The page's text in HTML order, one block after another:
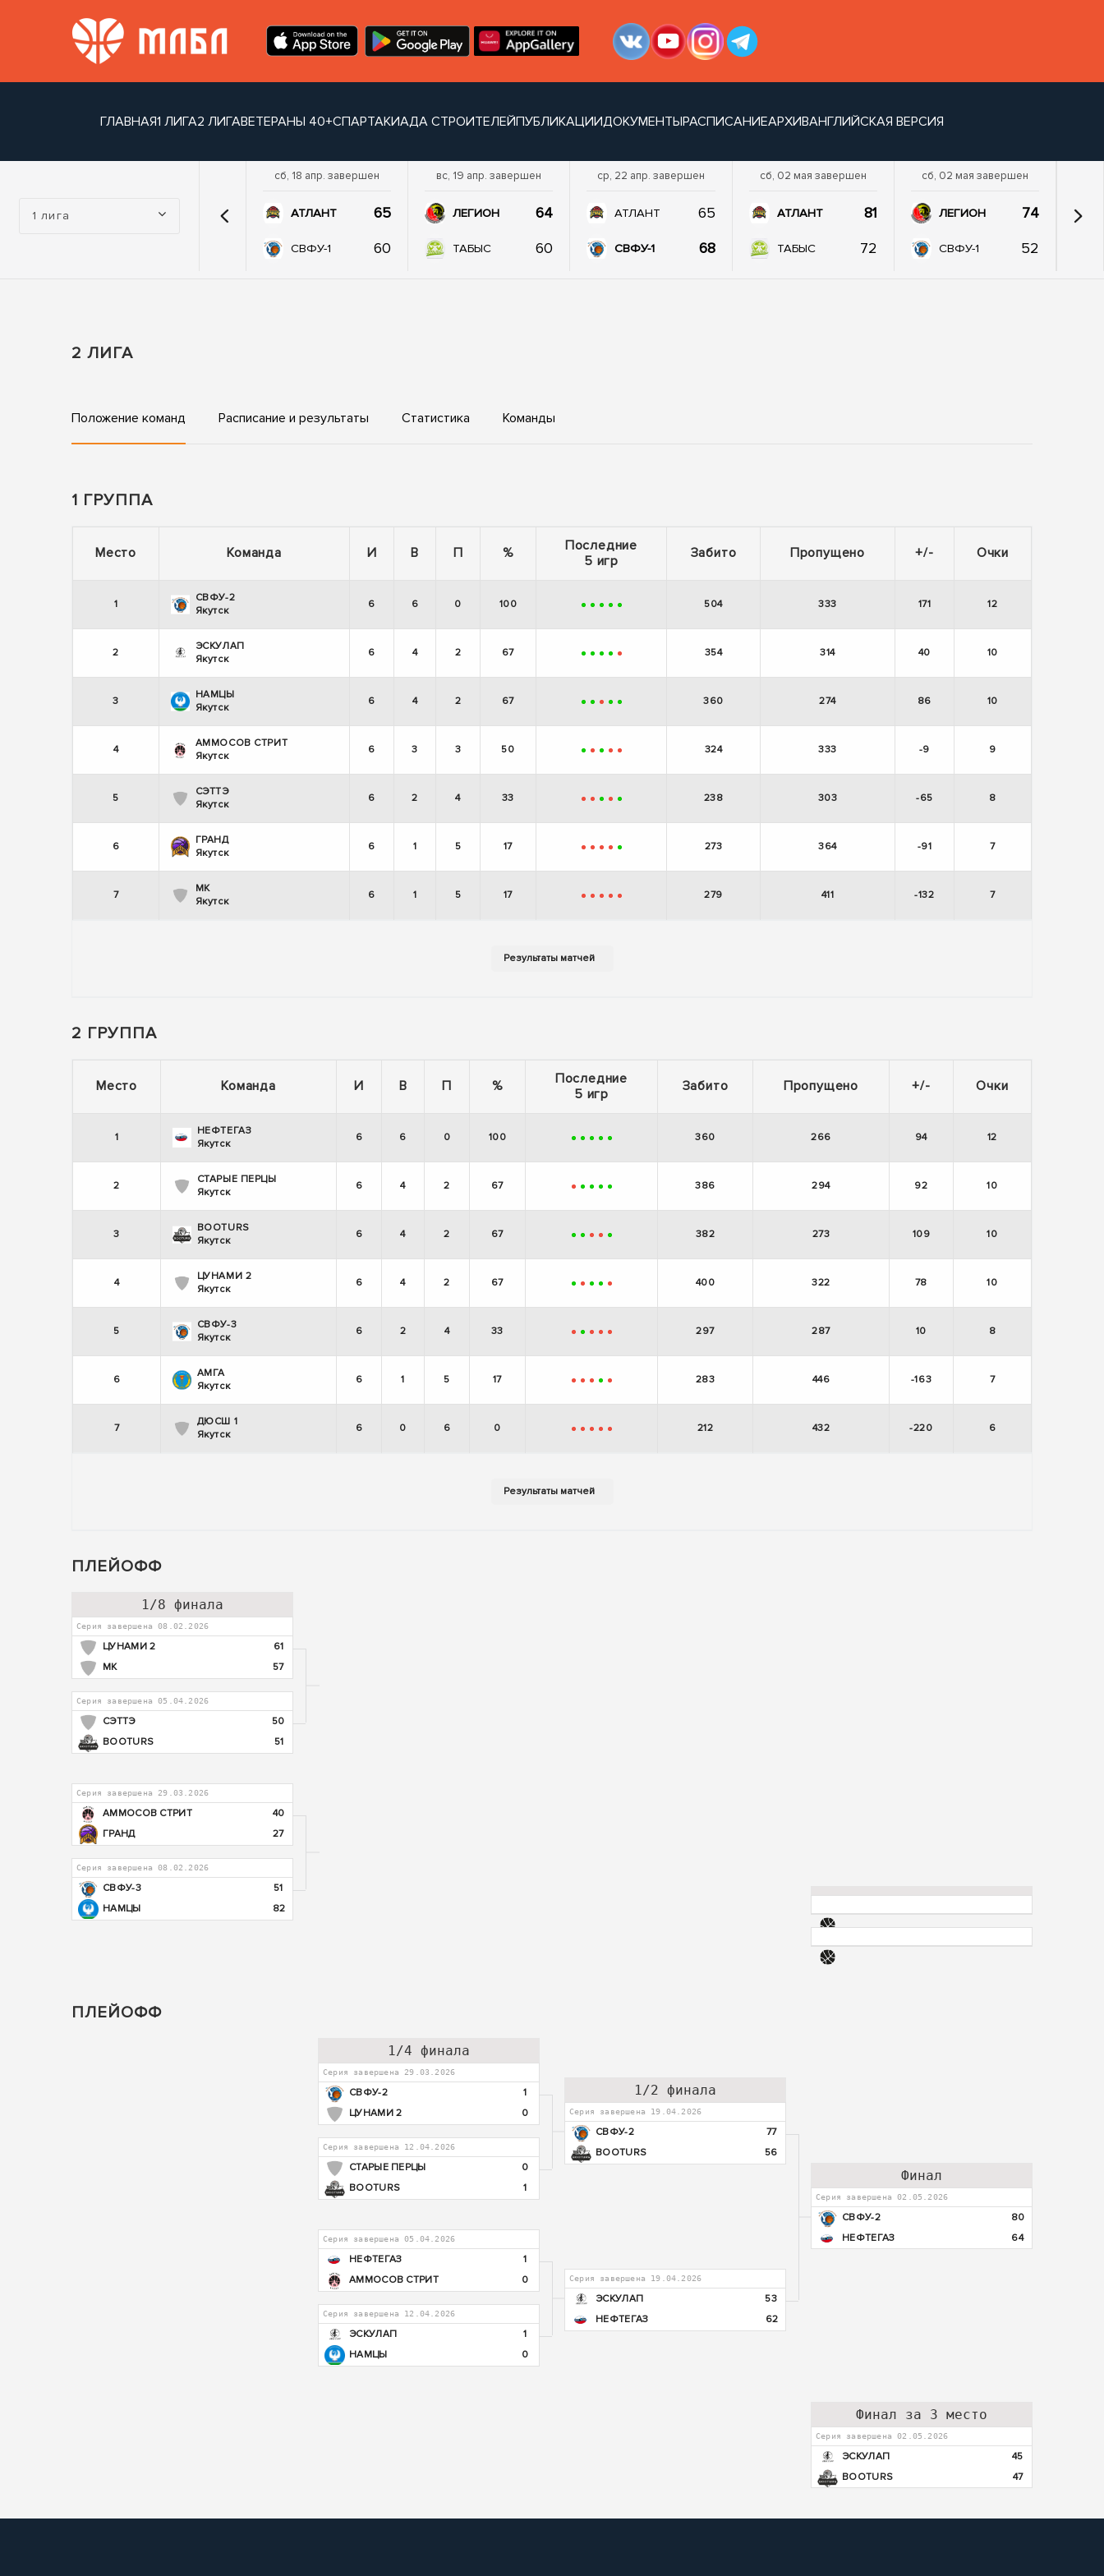
ГЛАВНАЯ1 ЛИГА2 ЛИГАВЕТЕРАНЫ 40+СПАРТАКИАДА СТРОИТЕЛЕЙПУБЛИКАЦИИДОКУМЕНТЫРАСПИСАНИЕАРХИВАНГЛИЙСКАЯ ВЕРСИЯ
Турнир:
1 лига
74 ЛЕГИОН 70
сб, 18 апр. завершен
АТЛАНТ 65
СВФУ-1 60
вс, 19 апр. завершен
ЛЕГИОН 64
ТАБЫС 60
ср, 22 апр. завершен
АТЛАНТ 65
СВФУ-1 68
сб, 02 мая завершен
АТЛАНТ 81
ТАБЫС 72
сб, 02 мая завершен
ЛЕГИОН 74
СВФУ-1 52
2 ЛИГА
Положение команд Расписание и результаты Статистика Команды
1 ГРУППА
Место Команда И В П %
Последние
5 игр
Забито Пропущено +/- Очки
1
СВФУ-2
Якутск
6 6 0 100 + + + + + 504 333 171 12
2
ЭСКУЛАП
Якутск
6 4 2 67 + + + + - 354 314 40 10
3
НАМЦЫ
Якутск
6 4 2 67 + + - + + 360 274 86 10
4
АММОСОВ СТРИТ
Якутск
6 3 3 50 + - + - - 324 333 -9 9
5
СЭТТЭ
Якутск
6 2 4 33 - - + - + 238 303 -65 8
6
ГРАНД
Якутск
6 1 5 17 - - - - + 273 364 -91 7
7
МК
Якутск
6 1 5 17 - - - - - 279 411 -132 7
2 ГРУППА
Место Команда И В П %
Последние
5 игр
Забито Пропущено +/- Очки
1
НЕФТЕГАЗ
Якутск
6 6 0 100 + + + + + 360 266 94 12
2
СТАРЫЕ ПЕРЦЫ
Якутск
6 4 2 67 - + + + + 386 294 92 10
3
BOOTURS
Якутск
6 4 2 67 + + - - + 382 273 109 10
4
ЦУНАМИ 2
Якутск
6 4 2 67 + - + + - 400 322 78 10
5
СВФУ-3
Якутск
6 2 4 33 - + - - - 297 287 10 8
6
АМГА
Якутск
6 1 5 17 - - - + - 283 446 -163 7
7
ДЮСШ 1
Якутск
6 0 6 0 - - - - - 212 432 -220 6
ПЛЕЙОФФ
1/8 финала
Серия завершена 08.02.2026
ЦУНАМИ 2
61
МК
57
Серия завершена 05.04.2026
СЭТТЭ
50
BOOTURS
51
Серия завершена 29.03.2026
АММОСОВ СТРИТ
40
ГРАНД
27
Серия завершена 08.02.2026
СВФУ-3
51
НАМЦЫ
82
ПЛЕЙОФФ
1/4 финала
Серия завершена 29.03.2026
СВФУ-2
1
ЦУНАМИ 2
0
Серия завершена 12.04.2026
СТАРЫЕ ПЕРЦЫ
0
BOOTURS
1
Серия завершена 05.04.2026
НЕФТЕГАЗ
1
АММОСОВ СТРИТ
0
Серия завершена 12.04.2026
ЭСКУЛАП
1
НАМЦЫ
0
1/2 финала
Серия завершена 19.04.2026
СВФУ-2
77
BOOTURS
56
Серия завершена 19.04.2026
ЭСКУЛАП
53
НЕФТЕГАЗ
62
Финал
Серия завершена 02.05.2026
СВФУ-2
80
НЕФТЕГАЗ
64
Финал за 3 место
Серия завершена 02.05.2026
ЭСКУЛАП
45
BOOTURS
47